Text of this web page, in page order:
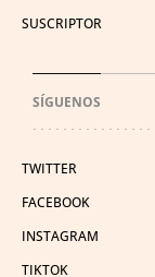
SUSCRIPTOR
SÍGUENOS
TWITTER
FACEBOOK
INSTAGRAM
TIKTOK